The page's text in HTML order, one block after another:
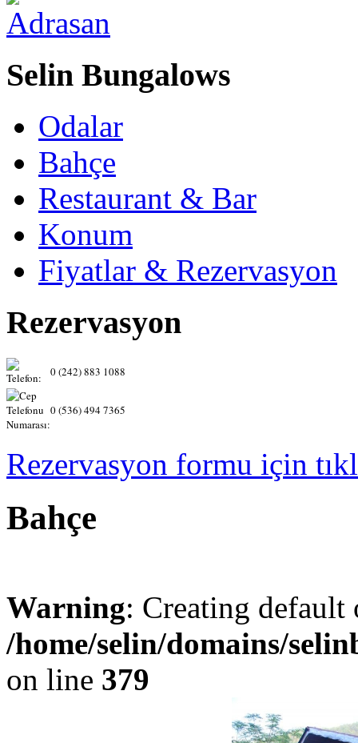
Selin Bungalows
Odalar
Bahçe
Restaurant & Bar
Konum
Fiyatlar & Rezervasyon
Rezervasyon
0 (242) 883 1088
0 (536) 494 7365
Rezervasyon formu için
Bahçe
Warning: Creating
/home/selin/domains/
on line 379